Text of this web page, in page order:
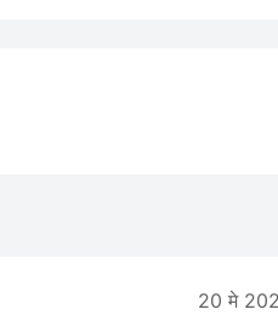
20 मे